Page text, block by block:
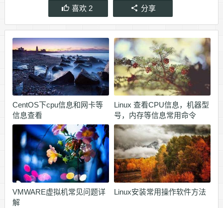
喜欢 2 分享
CentOS下cpu信息和网卡等
信息查看
Linux 查看CPU信息，机器型
号，内存等信息常用命令
VMWARE虚拟机常见问题详
解
Linux安装常用操作软件方法